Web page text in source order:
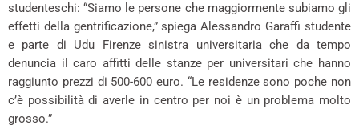
studenteschi: “Siamo le persone che maggiormente subiamo gli
effetti della gentrificazione,” spiega Alessandro Garaffi studente
e parte di Udu Firenze sinistra universitaria che da tempo
denuncia il caro affitti delle stanze per universitari che hanno
raggiunto prezzi di 500-600 euro. “Le residenze sono poche non
c’è possibilità di averle in centro per noi è un problema molto
grosso.”